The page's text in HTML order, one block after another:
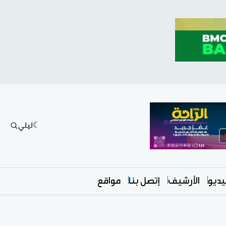
ليلي
الأرشيف إتصل بنا مواقع